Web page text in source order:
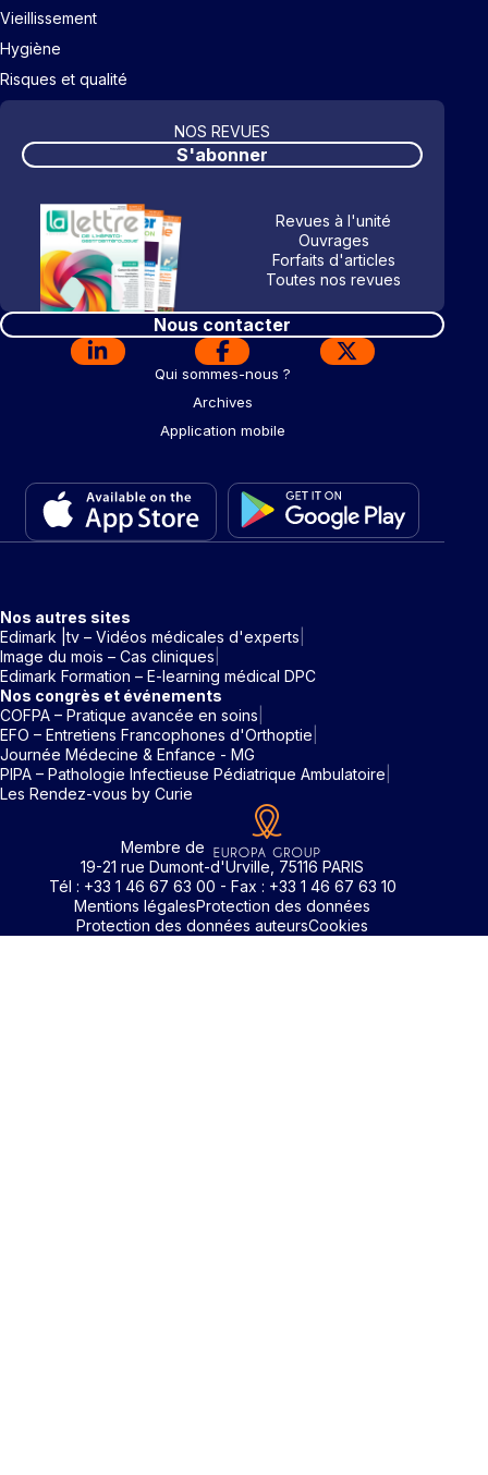
Vieillissement
Hygiène
Risques et qualité
NOS REVUES
S'abonner
Revues à l'unité
Ouvrages
Forfaits d'articles
Toutes nos revues
Nous contacter
Qui sommes-nous ?
Archives
Application mobile
Nos autres sites
Edimark |tv – Vidéos médicales d'experts
Image du mois – Cas cliniques
Edimark Formation – E-learning médical DPC
Nos congrès et événements
COFPA – Pratique avancée en soins
EFO – Entretiens Francophones d'Orthoptie
Journée Médecine & Enfance - MG
PIPA – Pathologie Infectieuse Pédiatrique Ambulatoire
Les Rendez-vous by Curie
Membre de
19-21 rue Dumont-d'Urville, 75116 PARIS
Tél : +33 1 46 67 63 00 - Fax : +33 1 46 67 63 10
Mentions légalesProtection des données
Protection des données auteursCookies